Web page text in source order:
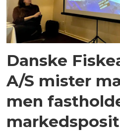
Danske
A/S mister
men